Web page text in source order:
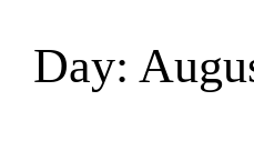
Day: